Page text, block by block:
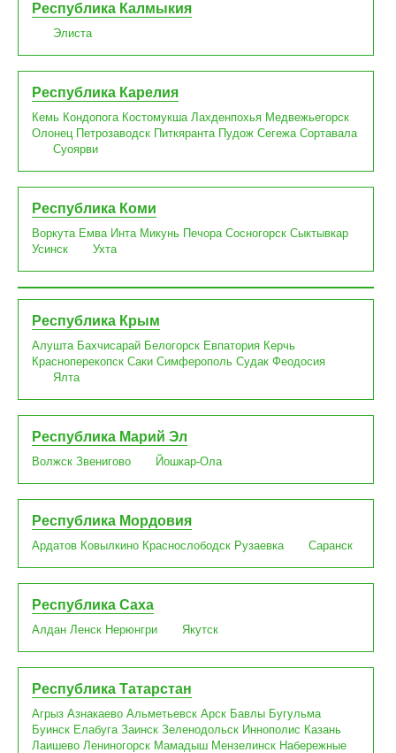
Республика Калмыкия
Элиста
Республика Карелия
Кемь Кондопога Костомукша Лахденпохья Медвежьегорск
Олонец Петрозаводск Питкяранта Пудож Сегежа Сортавала
Суоярви
Республика Коми
Воркута Емва Инта Микунь Печора Сосногорск Сыктывкар
Усинск
Ухта
Республика Крым
Алушта Бахчисарай Белогорск Евпатория Керчь
Красноперекопск Саки Симферополь Судак Феодосия
Ялта
Республика Марий Эл
Волжск Звенигово Йошкар-Ола
Республика Мордовия
Ардатов Ковылкино Краснослободск Рузаевка Саранск
Республика Саха
Алдан Ленск Нерюнгри Якутск
Республика Татарстан
Агрыз Азнакаево Альметьевск Арск Бавлы Бугульма
Буинск Елабуга Заинск Зеленодольск Иннополис Казань
Лаишево Лениногорск Мамадыш Мензелинск Набережные